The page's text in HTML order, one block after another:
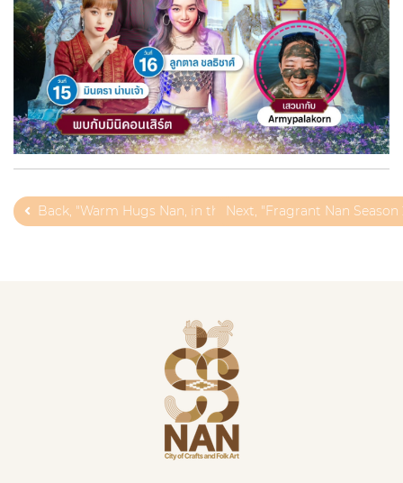
Back, "Warm Hugs Nan, in the Sound of Music" At Chula
Next, "Fragrant Nan